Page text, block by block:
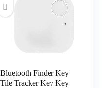
Bluetooth Finder Key
Tile Tracker Key Key